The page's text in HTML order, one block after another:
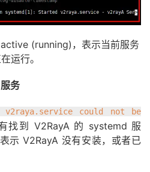
(running)，表示当前服务
运行。
务
v2raya.service could not be
找到 V2RayA 的 systemd 服
示 V2RayA 没有安装，或者已